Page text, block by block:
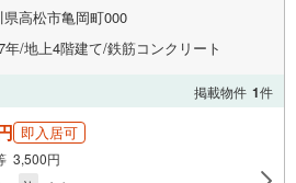
県高松市亀岡町000
年/地上4階建て/鉄筋コンクリート
掲載物件 1件
即入居可
3,500円